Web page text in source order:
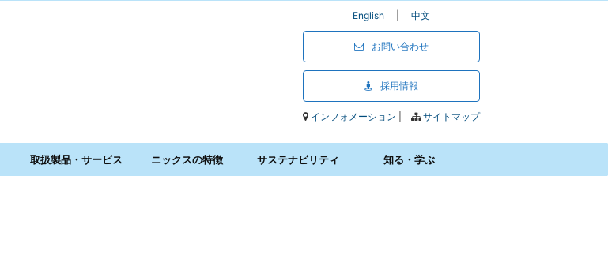
English 中文
お問い合わせ
採用情報
インフォメーション サイトマップ
取扱製品・サービス ニックスの特徴 サステナビリティ 知る・学ぶ